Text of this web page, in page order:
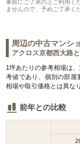
事前にご了承の上ご利用く
ませんので、予めご了承く
周辺の中古マンシ
アクロス京都西大路
1坪あたりの参考相場は
考値であり、個別の部屋
相場や取引価格とは異な
前年との比較